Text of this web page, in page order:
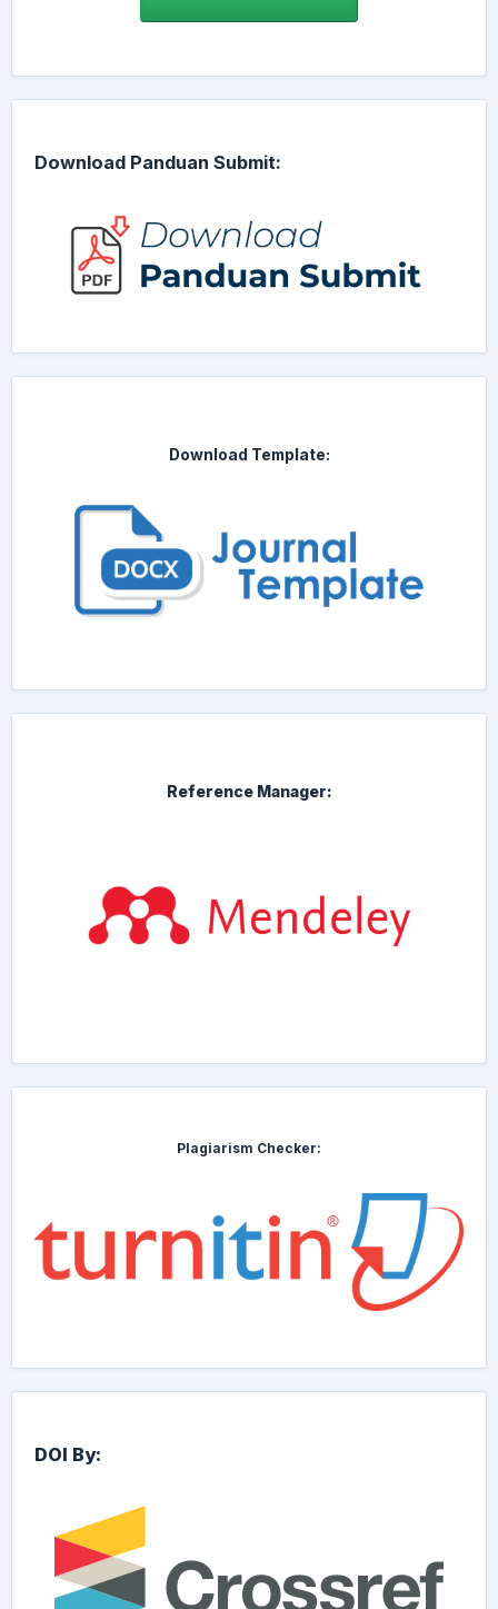
Download Panduan Submit:
Download Template:
Reference Manager:
Plagiarism Checker:
DOI By: